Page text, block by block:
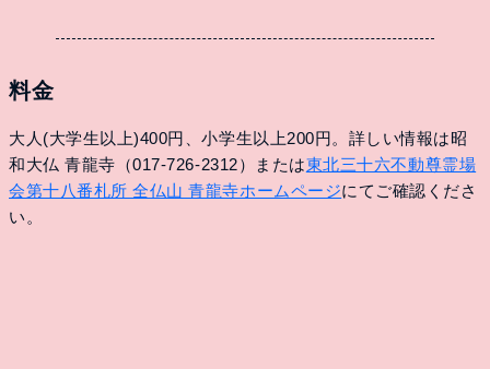
料金
大人(大学生以上)400円、小学生以上200円。詳しい情報は昭
和大仏 青龍寺（017-726-2312）または東北三十六不動尊霊場
会第十八番札所 全仏山 青龍寺ホームページにてご確認くださ
い。